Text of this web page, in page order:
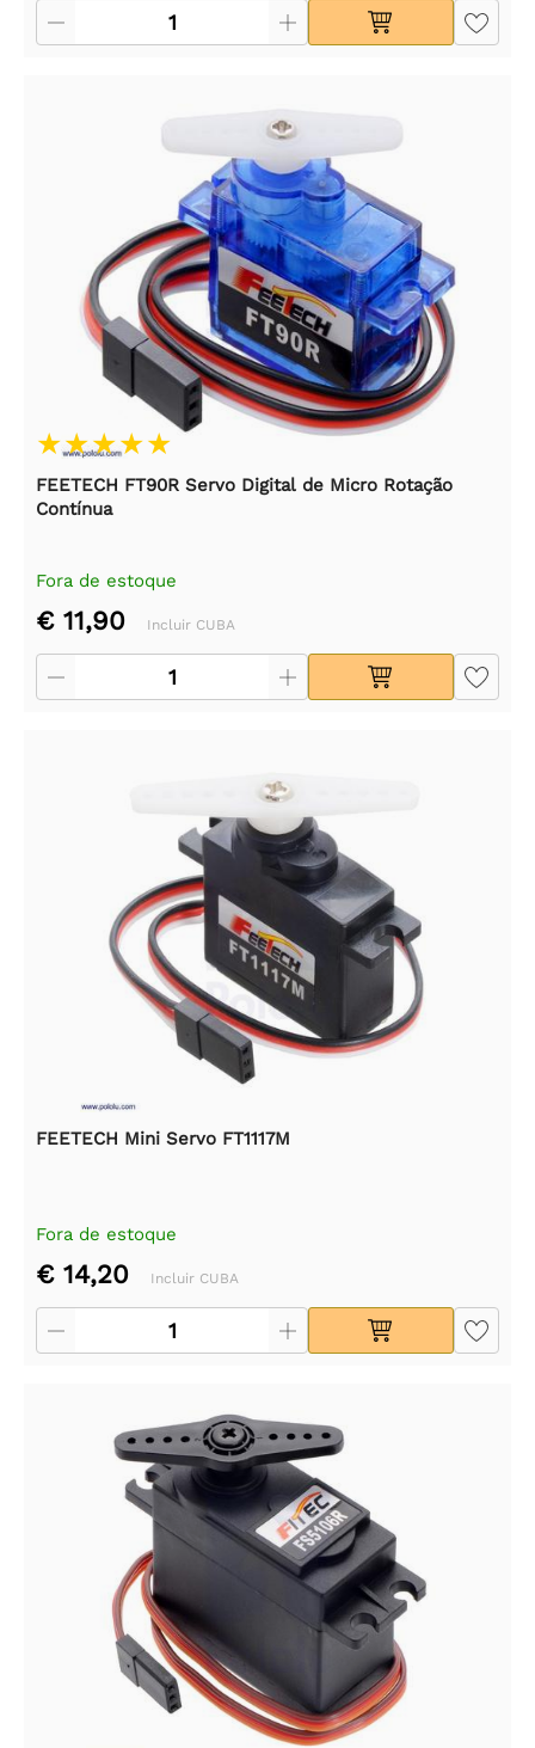
FEETECH FT90R Servo Digital de Micro Rotação
Contínua
Fora de estoque
€ 11,90 Incluir CUBA
FEETECH Mini Servo FT1117M
Fora de estoque
€ 14,20 Incluir CUBA